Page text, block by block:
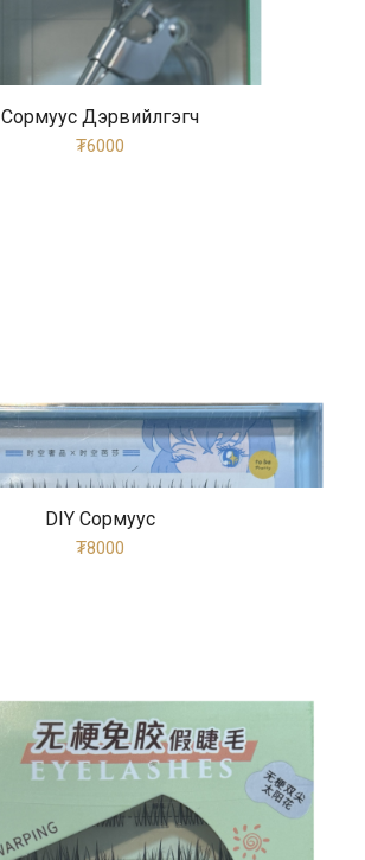
Сормуус Дэрвийлгэгч
₮6000
DIY Сормуус
₮8000